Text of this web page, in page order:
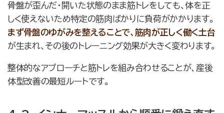
骨盤が歪んだ・開いた状態のまま筋トレをしても、体を正
しく使えないため特定の筋肉ばかりに負荷がかかります。
まず骨盤のゆがみを整えることで、筋肉が正しく働く土台
が生まれ、その後のトレーニング効果が大きく変わります。
整体的なアプローチと筋トレを組み合わせることが、産後
体型改善の最短ルートです。